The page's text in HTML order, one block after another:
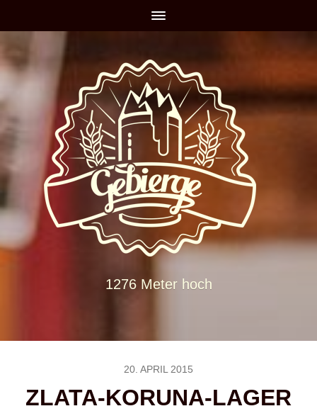
1276 Meter hoch
20. APRIL 2015
ZLATA-KORUNA-LAGER